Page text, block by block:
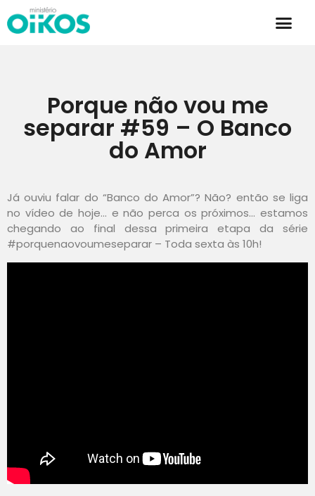
Porque não vou me
separar #59 – O Banco
do Amor
Já ouviu falar do “Banco do Amor”? Não? então se liga
no vídeo de hoje… e não perca os próximos… estamos
chegando ao final dessa primeira etapa da série
#porquenaovoumeseparar – Toda sexta às 10h!